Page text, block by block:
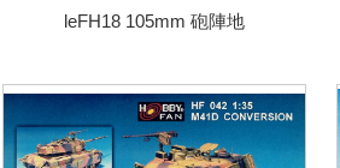
leFH18 105mm 砲陣地